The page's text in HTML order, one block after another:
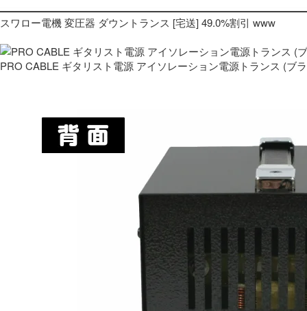
スワロー電機 変圧器 ダウントランス [宅送] 49.0%割引 www
PRO CABLE ギタリスト電源 アイソレーション電源トランス (ブ